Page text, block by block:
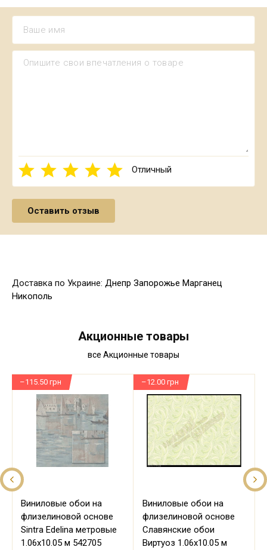
Отличный
Доставка по Украине: Днепр Запорожье Марганец
Никополь
Акционные товары
все Акционные товары
Виниловые обои на
флизелиновой основе
Sintra Edelina метровые
1.06х10.05 м 542705
–115.50 грн
Виниловые обои на
флизелиновой основе
Славянские обои
Виртуоз 1.06х10.05 м
–12.00 грн